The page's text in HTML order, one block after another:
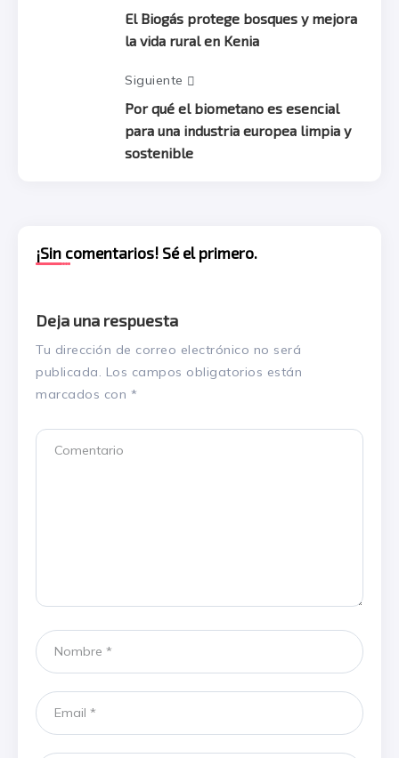
El Biogás protege bosques y mejora
la vida rural en Kenia
Siguiente
Por qué el biometano es esencial
para una industria europea limpia y
sostenible
¡Sin comentarios! Sé el primero.
Deja una respuesta
Tu dirección de correo electrónico no será
publicada. Los campos obligatorios están
marcados con *